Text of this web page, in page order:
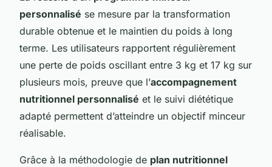
personnalisé se mesure par la transformation
durable obtenue et le maintien du poids à long
terme. Les utilisateurs rapportent régulièrement
une perte de poids oscillant entre 3 kg et 17 kg sur
plusieurs mois, preuve que l’accompagnement
nutritionnel personnalisé et le suivi diététique
adapté permettent d’atteindre un objectif minceur
réalisable.
Grâce à la méthodologie de plan nutritionnel